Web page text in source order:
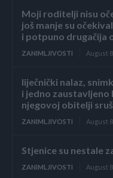
Moji roditelji nisu
još manje su
i potpuno drugačija
ZANIMLJIVOSTI August
liječnički nalaz,
i jedno
njegovoj obitelji
ZANIMLJIVOSTI August
Stjenice su nestale
ZANIMLJIVOSTI August